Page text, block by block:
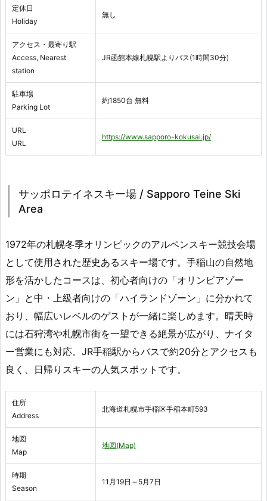
定休日
Holiday
無し
アクセス・最寄り駅
Access, Nearest
station
JR函館本線札幌駅よりバス(1時間30分)
駐車場
Parking Lot
約1850台 無料
URL
URL
https://www.sapporo-kokusai.jp/
サッポロテイネスキー場 / Sapporo Teine Ski
Area
1972年の札幌冬季オリンピックのアルペンスキー競技会場
として使用された歴史あるスキー場です。手稲山の自然地
形を活かしたコースは、初心者向けの「オリンピアゾー
ン」と中・上級者向けの「ハイランドゾーン」に分かれて
おり、幅広いレベルのゲストが一緒に楽しめます。晴天時
には石狩湾や札幌市街を一望できる絶景が広がり、ナイタ
ー営業にも対応。JR手稲駅からバスで約20分とアクセスも
良く、日帰りスキーの人気スポットです。
住所
Address
北海道札幌市手稲区手稲本町593
地図
Map
地図(Map)
時期
Season
11月19日～5月7日